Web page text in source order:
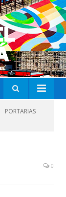
PORTARIAS
0